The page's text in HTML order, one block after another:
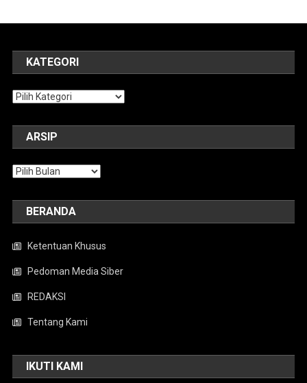
KATEGORI
Kategori
ARSIP
Arsip
BERANDA
Ketentuan Khusus
Pedoman Media Siber
REDAKSI
Tentang Kami
IKUTI KAMI